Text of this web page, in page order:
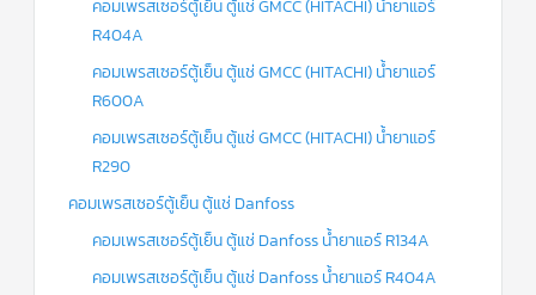
คอมเพรสเซอร์ตู้เย็น ตู้แช่ GMCC (HITACHI) น้ำยาแอร์
R404A
คอมเพรสเซอร์ตู้เย็น ตู้แช่ GMCC (HITACHI) น้ำยาแอร์
R600A
คอมเพรสเซอร์ตู้เย็น ตู้แช่ GMCC (HITACHI) น้ำยาแอร์
R290
คอมเพรสเซอร์ตู้เย็น ตู้แช่ Danfoss
คอมเพรสเซอร์ตู้เย็น ตู้แช่ Danfoss น้ำยาแอร์ R134A
คอมเพรสเซอร์ตู้เย็น ตู้แช่ Danfoss น้ำยาแอร์ R404A